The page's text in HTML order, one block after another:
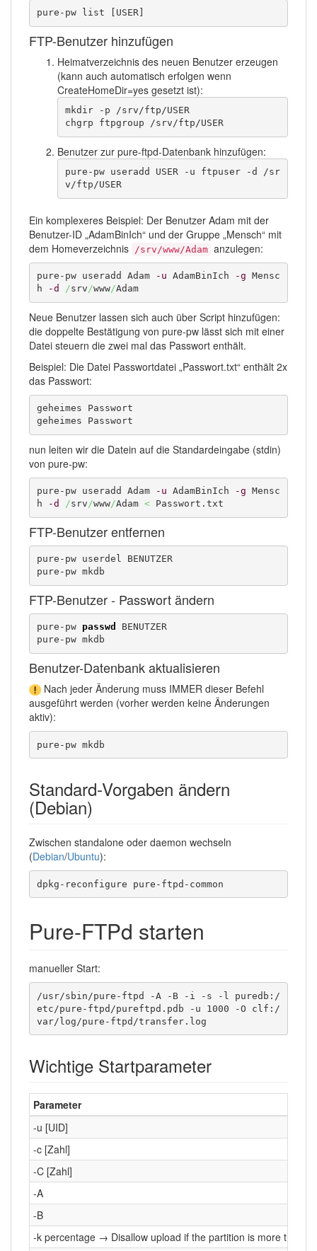
pure-pw list [USER]
FTP-Benutzer hinzufügen
Heimatverzeichnis des neuen Benutzer erzeugen
(kann auch automatisch erfolgen wenn
CreateHomeDir=yes gesetzt ist):
mkdir -p /srv/ftp/USER
chgrp ftpgroup /srv/ftp/USER
Benutzer zur pure-ftpd-Datenbank hinzufügen:
pure-pw useradd USER -u ftpuser -d /sr
v/ftp/USER
Ein komplexeres Beispiel: Der Benutzer Adam mit der
Benutzer-ID „AdamBinIch“ und der Gruppe „Mensch“ mit
dem Homeverzeichnis
/srv/www/Adam anzulegen:
pure-pw useradd Adam -u AdamBinIch -g Mensc
h
-d /srv/www/Adam
Neue Benutzer lassen sich auch über Script hinzufügen:
die doppelte Bestätigung von pure-pw lässt sich mit einer
Datei steuern die zwei mal das Passwort enthält.
Beispiel: Die Datei Passwortdatei „Passwort.txt“ enthält 2x
das Passwort:
geheimes Passwort
geheimes Passwort
nun leiten wir die Datein auf die Standardeingabe (stdin)
von pure-pw:
pure-pw useradd Adam -u AdamBinIch -g Mensc
h
-d /srv/www/Adam < Passwort.txt
FTP-Benutzer entfernen
pure-pw userdel BENUTZER
pure-pw mkdb
FTP-Benutzer - Passwort ändern
pure-pw passwd
BENUTZER
pure-pw mkdb
Benutzer-Datenbank aktualisieren
Nach jeder Änderung muss IMMER dieser Befehl
ausgeführt werden (vorher werden keine Änderungen
aktiv):
pure-pw mkdb
Standard-Vorgaben ändern
(Debian)
Zwischen standalone oder daemon wechseln
(Debian/Ubuntu):
dpkg-reconfigure pure-ftpd-common
Pure-FTPd starten
manueller Start:
/usr/sbin/pure-ftpd -A -B -i -s -l puredb:/
etc/pure-ftpd/pureftpd.pdb -u 1000 -O clf:/
var/log/pure-ftpd/transfer.log
Wichtige Startparameter
Parameter
-u [UID]
-c [Zahl]
-C [Zahl]
-A
-B
-k percentage → Disallow upload if the partition is more than